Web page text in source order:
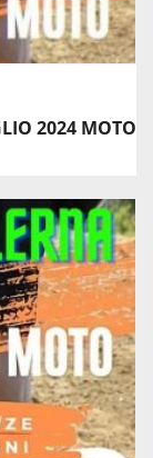
2024 MOTO